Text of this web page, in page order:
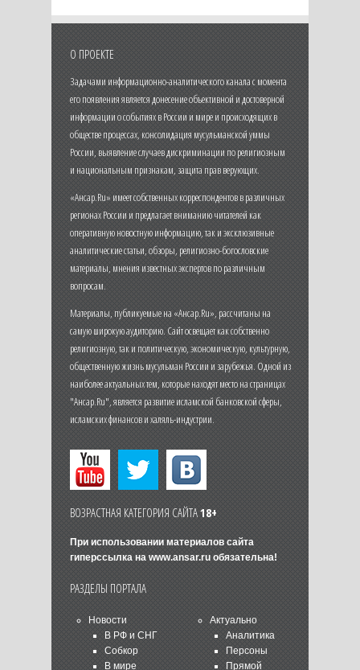
О ПРОЕКТЕ
Задачами информационно-аналитического канала с момента
его появления является донесение объективной и достоверной
информации о событиях в России и мире и происходящих в
обществе процессах, консолидация мусульманской уммы
России, выявление случаев дискриминации по религиозным
и национальным признакам, защита прав верующих.
«Ансар.Ru» имеет собственных корреспондентов в различных
регионах России и предлагает вниманию читателей как
оперативную новостную информацию, так и эксклюзивные
аналитические статьи, обзоры, религиозно-богословские
материалы, мнения известных экспертов по различным
вопросам.
Материалы, публикуемые на «Ансар.Ru», рассчитаны на
самую широкую аудиторию. Сайт освещает как собственно
религиозную, так и политическую, экономическую, культурную,
общественную жизнь мусульман России и зарубежья. Одной из
наиболее актуальных тем, которые находят место на страницах
"Ансар.Ru", является развитие исламской банковской сферы,
исламских финансов и халяль-индустрии.
ВОЗРАСТНАЯ КАТЕГОРИЯ САЙТА18+
При использовании материалов сайта
гиперссылка на www.ansar.ruобязательна!
РАЗДЕЛЫ ПОРТАЛА
Новости
В РФ и СНГ
Собкор
В мире
Актуально
Аналитика
Персоны
Прямой